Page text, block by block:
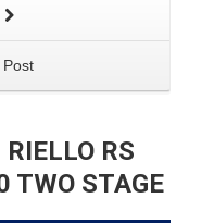
RS
TWO STAGE